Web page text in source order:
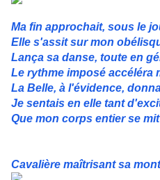
Ma fin approchait, sous le
Elle s'assit sur mon
Lança sa danse, toute en
Le rythme imposé accéléra
La Belle, à l'évidence,
Je sentais en elle tant
Que mon corps entier se
Cavalière maîtrisant sa